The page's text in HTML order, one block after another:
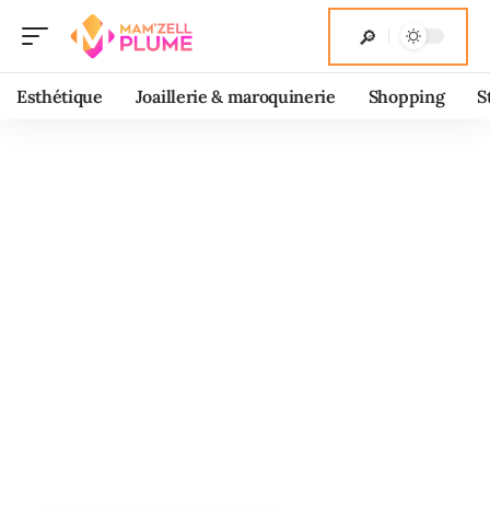
Esthétique Joaillerie & maroquinerie Shopping